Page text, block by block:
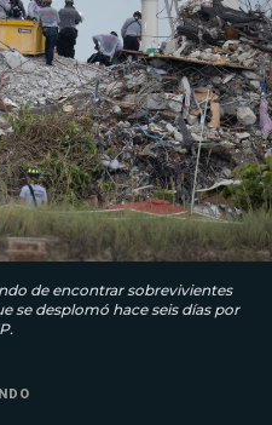
de encontrar sobrevivientes
se desplomó hace seis días por